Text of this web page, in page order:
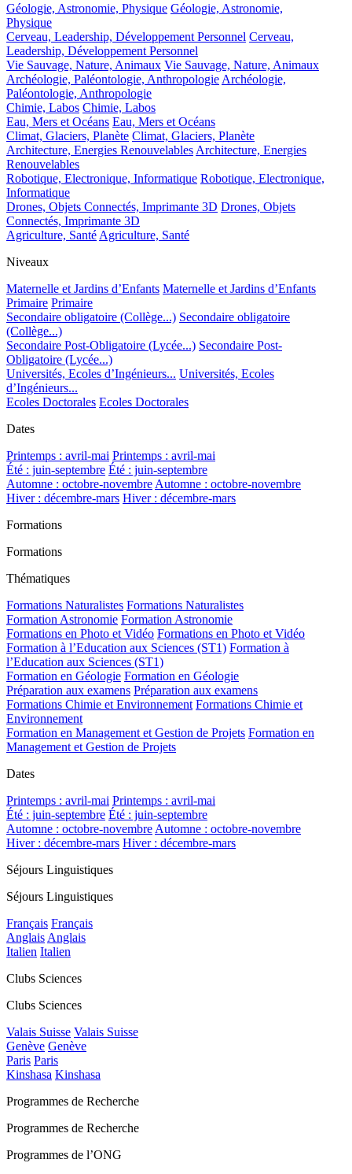
Géologie, Astronomie, Physique Géologie, Astronomie,
Physique
Cerveau, Leadership, Développement Personnel Cerveau,
Leadership, Développement Personnel
Vie Sauvage, Nature, Animaux Vie Sauvage, Nature, Animaux
Archéologie, Paléontologie, Anthropologie Archéologie,
Paléontologie, Anthropologie
Chimie, Labos Chimie, Labos
Eau, Mers et Océans Eau, Mers et Océans
Climat, Glaciers, Planète Climat, Glaciers, Planète
Architecture, Energies Renouvelables Architecture, Energies
Renouvelables
Robotique, Electronique, Informatique Robotique, Electronique,
Informatique
Drones, Objets Connectés, Imprimante 3D Drones, Objets
Connectés, Imprimante 3D
Agriculture, Santé Agriculture, Santé
Niveaux
Maternelle et Jardins d’Enfants Maternelle et Jardins d’Enfants
Primaire Primaire
Secondaire obligatoire (Collège...) Secondaire obligatoire
(Collège...)
Secondaire Post-Obligatoire (Lycée...) Secondaire Post-
Obligatoire (Lycée...)
Universités, Ecoles d’Ingénieurs... Universités, Ecoles
d’Ingénieurs...
Ecoles Doctorales Ecoles Doctorales
Dates
Printemps : avril-mai Printemps : avril-mai
Été : juin-septembre Été : juin-septembre
Automne : octobre-novembre Automne : octobre-novembre
Hiver : décembre-mars Hiver : décembre-mars
Formations
Formations
Thématiques
Formations Naturalistes Formations Naturalistes
Formation Astronomie Formation Astronomie
Formations en Photo et Vidéo Formations en Photo et Vidéo
Formation à l’Education aux Sciences (ST1) Formation à
l’Education aux Sciences (ST1)
Formation en Géologie Formation en Géologie
Préparation aux examens Préparation aux examens
Formations Chimie et Environnement Formations Chimie et
Environnement
Formation en Management et Gestion de Projets Formation en
Management et Gestion de Projets
Dates
Printemps : avril-mai Printemps : avril-mai
Été : juin-septembre Été : juin-septembre
Automne : octobre-novembre Automne : octobre-novembre
Hiver : décembre-mars Hiver : décembre-mars
Séjours Linguistiques
Séjours Linguistiques
Français Français
Anglais Anglais
Italien Italien
Clubs Sciences
Clubs Sciences
Valais Suisse Valais Suisse
Genève Genève
Paris Paris
Kinshasa Kinshasa
Programmes de Recherche
Programmes de Recherche
Programmes de l’ONG